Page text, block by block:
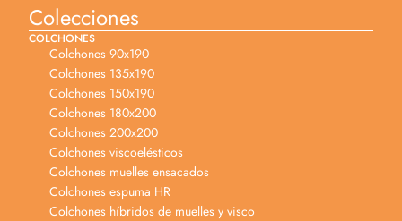
Colecciones
COLCHONES
Colchones 90x190
Colchones 135x190
Colchones 150x190
Colchones 180x200
Colchones 200x200
Colchones viscoelésticos
Colchones muelles ensacados
Colchones espuma HR
Colchones híbridos de muelles y visco